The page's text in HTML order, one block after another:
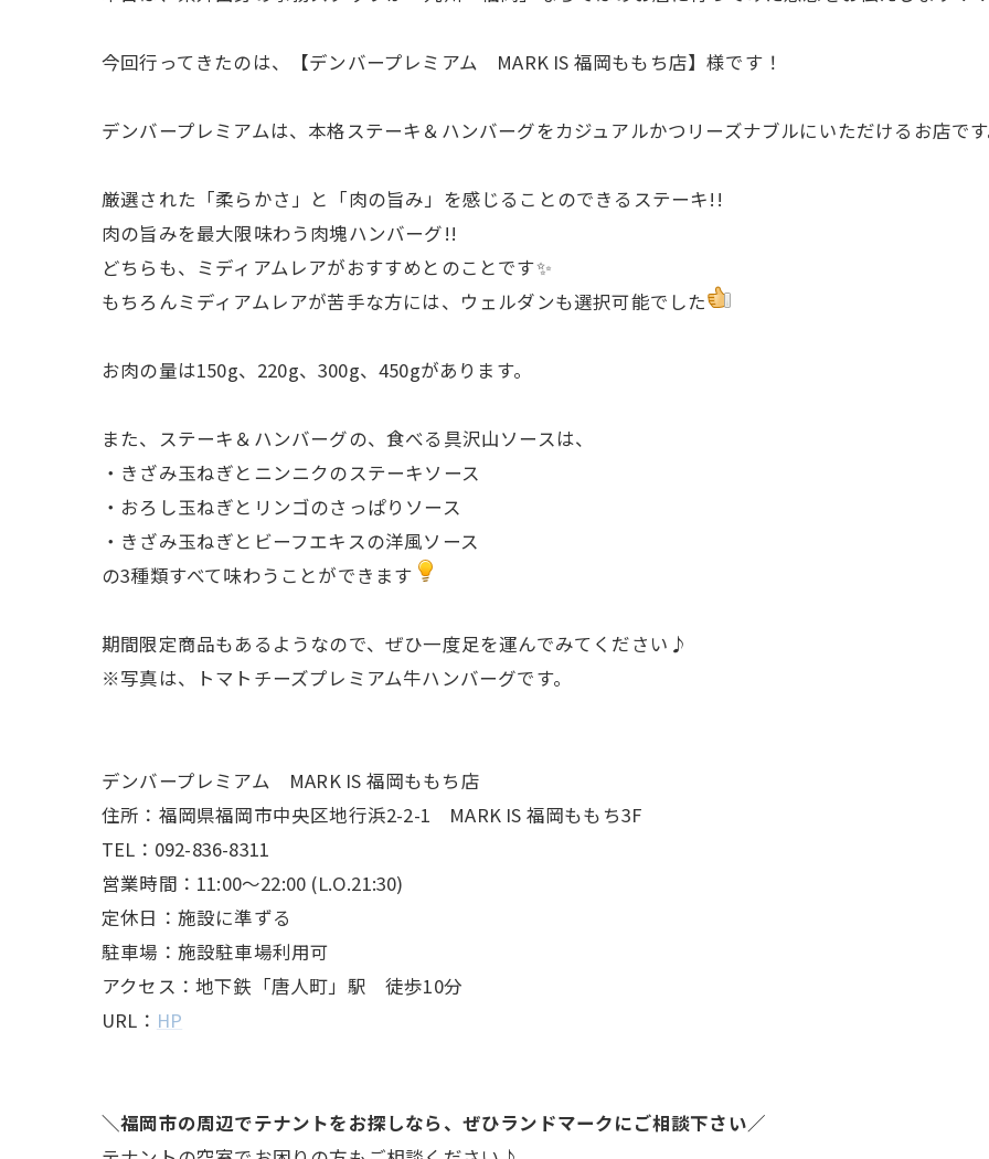
今回行ってきたのは、【デンバープレミアム MARK IS 福岡ももち店】様です！
デンバープレミアムは、本格ステーキ＆ハンバーグをカジュアルかつリーズナブルにいただけるお店で
厳選された「柔らかさ」と「肉の旨み」を感じることのできるステーキ!!
肉の旨みを最大限味わう肉塊ハンバーグ!!
どちらも、ミディアムレアがおすすめとのことです✨
もちろんミディアムレアが苦手な方には、ウェルダンも選択可能でした
お肉の量は150g、220g、300g、450gがあります。
また、ステーキ＆ハンバーグの、食べる具沢山ソースは、
・きざみ玉ねぎとニンニクのステーキソース
・おろし玉ねぎとリンゴのさっぱりソース
・きざみ玉ねぎとビーフエキスの洋風ソース
の3種類すべて味わうことができます
期間限定商品もあるようなので、ぜひ一度足を運んでみてください♪
※写真は、トマトチーズプレミアム牛ハンバーグです。
デンバープレミアム MARK IS 福岡ももち店
住所：福岡県福岡市中央区地行浜2-2-1 MARK IS 福岡ももち3F
TEL：092-836-8311
営業時間：11:00～22:00 (L.O.21:30)
定休日：施設に準ずる
駐車場：施設駐車場利用可
アクセス：地下鉄「唐人町」駅 徒歩10分
URL： HP
＼福岡市の周辺でテナントをお探しなら、ぜひランドマークにご相談下さい／